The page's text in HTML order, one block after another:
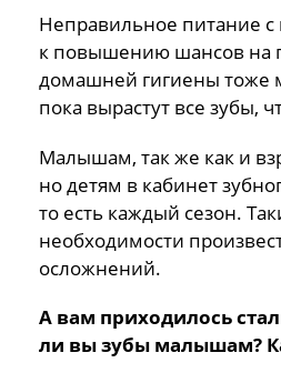
Неправильное питание с
к повышению шансов на
домашней гигиены тоже
пока вырастут все зубы,
Малышам, так же как и
но детям в кабинет
то есть каждый сезон.
необходимости
осложнений.
А вам приходилось
ли вы зубы малышам?